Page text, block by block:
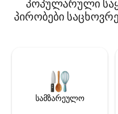
პოპულარული
პირობები
სამზარეულო